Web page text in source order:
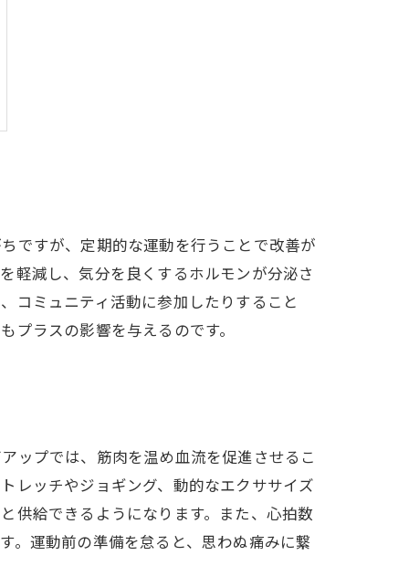
ですが、定期的な運動を行うことで改善が
軽減し、気分を良くするホルモンが分泌さ
コミュニティ活動に参加したりすること
ラスの影響を与えるのです。
ップでは、筋肉を温め血流を促進させるこ
レッチやジョギング、動的なエクササイズ
供給できるようになります。また、心拍数
。運動前の準備を怠ると、思わぬ痛みに繋